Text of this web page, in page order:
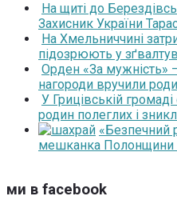
На щиті до
Захисник України
На Хмельниччині
підозрюють у
Орден «За мужність»
нагороди вручили
У Грицівській громаді
родин полеглих і
«Безпечний
мешканка Полонщини
ми в facebook